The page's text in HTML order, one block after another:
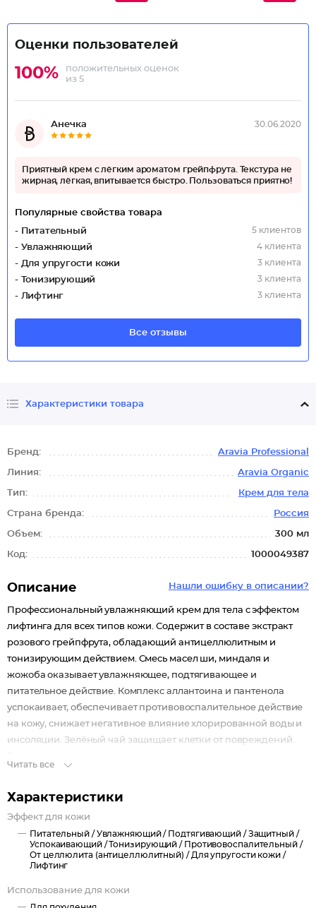
Оценки пользователей
100%
положительных оценок
из 5
Анечка 30.06.2020
Приятный крем с лёгким ароматом грейпфрута. Текстура не
жирная, лёгкая, впитывается быстро. Пользоваться приятно!
Популярные свойства товара
- Питательный
5 клиентов
- Увлажняющий 4 клиента
- Для упругости кожи 3 клиента
- Тонизирующий 3 клиента
- Лифтинг 3 клиента
Все отзывы
Характеристики товара
Бренд: Aravia Professional
Линия: Aravia Organic
Тип: Крем для тела
Страна бренда: Россия
Объем: 300 мл
Код: 1000049387
Нашли ошибку в описании?
Описание
Профессиональный увлажняющий крем для тела с эффектом
лифтинга для всех типов кожи. Содержит в составе экстракт
розового грейпфрута, обладающий антицеллюлитным и
тонизирующим действием. Смесь масел ши, миндаля и
жожоба оказывает увлажняющее, подтягивающее и
питательное действие. Комплекс аллантоина и пантенола
успокаивает, обеспечивает противовоспалительное действие
на кожу, снижает негативное влияние хлорированной воды и
инсоляции. Зелёный чай защищает клетки от повреждений.
эластичность.
Назначение: крем рекомендуется для регулярного ухода
после принятия душа, а также в качестве завершающего ухода
в профессиональной процедуре.
Биоактивный состав:
Розовый грейпфрут (экстракт).
Масло ши.
Читать все
Характеристики
Эффект для кожи
Питательный /Увлажняющий / Подтягивающий /Защитный /
Успокаивающий /Тонизирующий / Противовоспалительный /
От целлюлита (антицеллюлитный) / Для упругости кожи /
Лифтинг
Использование для кожи